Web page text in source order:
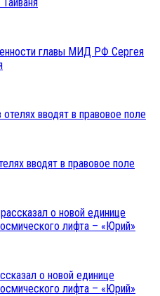
главы МИД РФ Сергея
вводят в правовое поле
о новой единице
лифта – «Юрий»